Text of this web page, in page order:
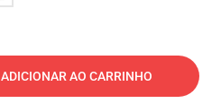
ADICIONAR AO CARRINHO